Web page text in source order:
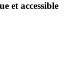
et accessible